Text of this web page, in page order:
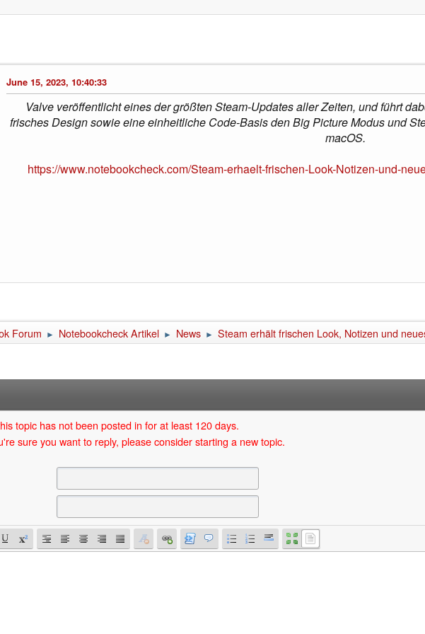
June 15, 2023, 10:40:33
Valve veröffentlicht eines der größten Steam-Updates aller Zeiten, und führt
frisches Design sowie eine einheitliche Code-Basis den Big Picture Modus und
macOS.
https://www.notebookcheck.com/Steam-erhaelt-frischen-Look-Notizen-und-
Forum ► Notebookcheck Artikel ► News ► Steam erhält frischen Look, Notizen und
topic has not been posted in for at least 120 days.
sure you want to reply, please consider starting a new topic.